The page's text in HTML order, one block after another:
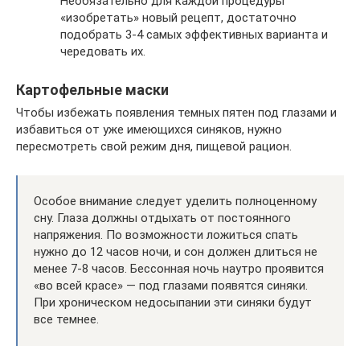
«изобретать» новый рецепт, достаточно
подобрать 3-4 самых эффективных варианта и
чередовать их.
Картофельные маски
Чтобы избежать появления темных пятен под глазами и
избавиться от уже имеющихся синяков, нужно
пересмотреть свой режим дня, пищевой рацион.
Особое внимание следует уделить полноценному
сну. Глаза должны отдыхать от постоянного
напряжения. По возможности ложиться спать
нужно до 12 часов ночи, и сон должен длиться не
менее 7-8 часов. Бессонная ночь наутро проявится
«во всей красе» — под глазами появятся синяки.
При хроническом недосыпании эти синяки будут
все темнее.